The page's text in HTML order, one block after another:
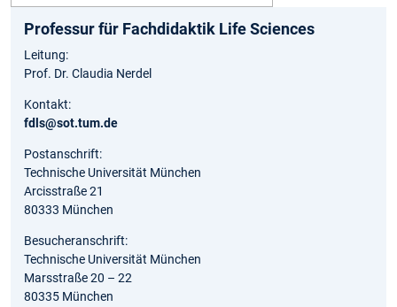
Professur für Fachdidaktik Life Sciences
Leitung:
Prof. Dr. Claudia Nerdel
Kontakt:
fdls@sot.tum.de
Postanschrift:
Technische Universität München
Arcisstraße 21
80333 München
Besucheranschrift:
Technische Universität München
Marsstraße 20 – 22
80335 München